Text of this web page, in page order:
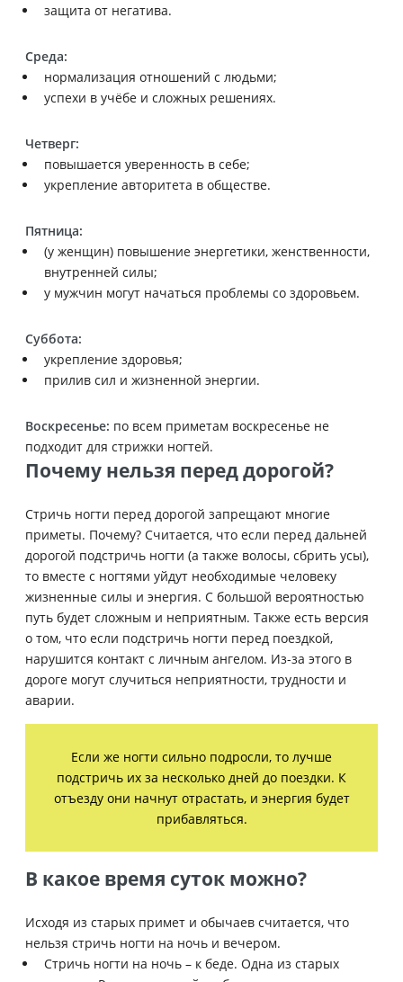
защита от негатива.
Среда:
нормализация отношений с людьми;
успехи в учёбе и сложных решениях.
Четверг:
повышается уверенность в себе;
укрепление авторитета в обществе.
Пятница:
(у женщин) повышение энергетики, женственности,
внутренней силы;
у мужчин могут начаться проблемы со здоровьем.
Суббота:
укрепление здоровья;
прилив сил и жизненной энергии.
Воскресенье: по всем приметам воскресенье не
подходит для стрижки ногтей.
Почему нельзя перед дорогой?
Стричь ногти перед дорогой запрещают многие
приметы. Почему? Считается, что если перед дальней
дорогой подстричь ногти (а также волосы, сбрить усы),
то вместе с ногтями уйдут необходимые человеку
жизненные силы и энергия. С большой вероятностью
путь будет сложным и неприятным. Также есть версия
о том, что если подстричь ногти перед поездкой,
нарушится контакт с личным ангелом. Из-за этого в
дороге могут случиться неприятности, трудности и
аварии.
Если же ногти сильно подросли, то лучше
подстричь их за несколько дней до поездки. К
отъезду они начнут отрастать, и энергия будет
прибавляться.
В какое время суток можно?
Исходя из старых примет и обычаев считается, что
нельзя стричь ногти на ночь и вечером.
Стричь ногти на ночь – к беде. Одна из старых